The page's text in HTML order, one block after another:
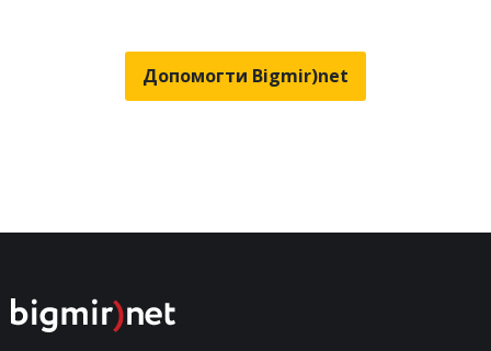
Допомогти Bigmir)net